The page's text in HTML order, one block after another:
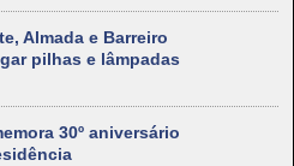
Almada e Barreiro
pilhas e lâmpadas
30º aniversário